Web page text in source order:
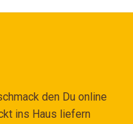
den Du online
ins Haus liefern